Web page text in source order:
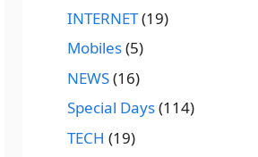
INTERNET(19)
Mobiles(5)
NEWS(16)
Special Days(114)
TECH (19)